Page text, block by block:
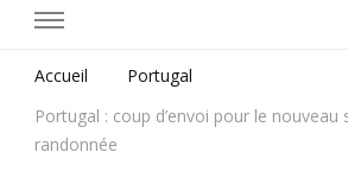
Accueil
Portugal
Portugal : coup d’envoi pour le nouveau
randonnée